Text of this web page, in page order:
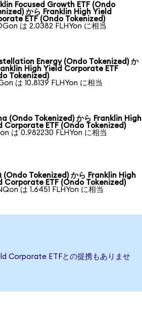
Focused Growth ETF (Ondo
から Franklin High Yield
ETF (Ondo Tokenized)
は 2.0382 FLHYon に相当
Energy (Ondo Tokenized) か
High Yield Corporate ETF
Tokenized)
は 10.8139 FLHYon に相当
(Ondo Tokenized) から Franklin High
Corporate ETF (Ondo Tokenized)
は 0.982230 FLHYon に相当
(Ondo Tokenized) から Franklin High
Corporate ETF (Ondo Tokenized)
は 1.6451 FLHYon に相当
Corporate ETFとの提携もありませ